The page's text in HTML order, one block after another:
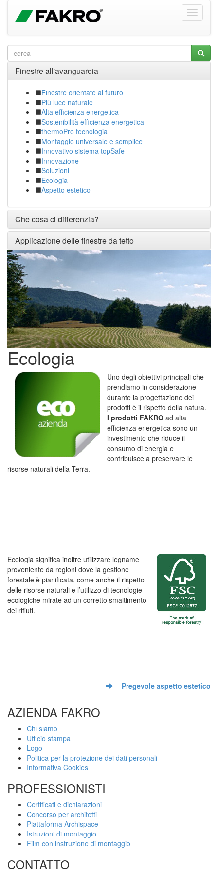
Finestre all'avanguardia
Finestre orientate al futuro
Più luce naturale
Alta efficienza energetica
Sostenibilità efficienza energetica
thermoPro tecnologia
Montaggio universale e semplice
Innovativo sistema topSafe
Innovazione
Soluzioni
Ecologia
Aspetto estetico
Che cosa ci differenzia?
Applicazione delle finestre da tetto
Ecologia
Uno degli obiettivi principali che
prendiamo in considerazione
durante la progettazione dei
prodotti è il rispetto della natura.
I prodotti FAKRO ad alta
efficienza energetica sono un
investimento che riduce il
consumo di energia e
contribuisce a preservare le
risorse naturali della Terra.
Ecologia significa inoltre utilizzare legname
proveniente da regioni dove la gestione
forestale è pianificata, come anche il rispetto
delle risorse naturali e l’utilizzo di tecnologie
ecologiche mirate ad un corretto smaltimento
dei rifiuti.
Pregevole aspetto estetico
AZIENDA FAKRO
Chi siamo
Ufficio stampa
Logo
Politica per la protezione dei dati personali
Informativa Cookies
PROFESSIONISTI
Certificati e dichiarazioni
Concorso per architetti
Piattaforma Archispace
Istruzioni di montaggio
Film con instruzione di montaggio
CONTATTO